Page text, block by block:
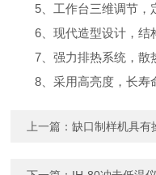
5、工作台三维调节，
6、现代造型设计，结
7、强力排热系统，散
8、采用高亮度，长寿
上一篇：缺口制样机具有